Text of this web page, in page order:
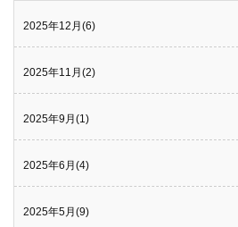
2025年12月(6)
2025年11月(2)
2025年9月(1)
2025年6月(4)
2025年5月(9)